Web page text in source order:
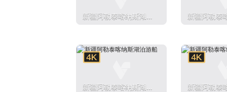
新疆阿勒泰喀纳斯湖泊
新疆阿勒泰
新疆阿勒泰喀纳斯湖泊
新疆阿勒泰